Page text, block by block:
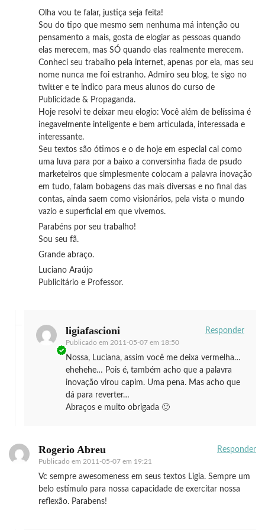
Olha vou te falar, justiça seja feita!
Sou do tipo que mesmo sem nenhuma má intenção ou
pensamento a mais, gosta de elogiar as pessoas quando
elas merecem, mas SÓ quando elas realmente merecem.
Conheci seu trabalho pela internet, apenas por ela, mas seu
nome nunca me foi estranho. Admiro seu blog, te sigo no
twitter e te indico para meus alunos do curso de
Publicidade & Propaganda.
Hoje resolvi te deixar meu elogio: Você além de belíssima é
inegavelmente inteligente e bem articulada, interessada e
interessante.
Seu textos são ótimos e o de hoje em especial cai como
uma luva para por a baixo a conversinha fiada de psudo
marketeiros que simplesmente colocam a palavra inovação
em tudo, falam bobagens das mais diversas e no final das
contas, ainda saem como visionários, pela vista o mundo
vazio e superficial em que vivemos.
Parabéns por seu trabalho!
Sou seu fã.
Grande abraço.
Luciano Araújo
Publicitário e Professor.
ligiafascioni
Publicado em 2011-05-07 em 18:50
Responder
Nossa, Luciana, assim você me deixa vermelha…
ehehehe… Pois é, também acho que a palavra
inovação virou capim. Uma pena. Mas acho que
dá para reverter…
Abraços e muito obrigada 🙂
Rogerio Abreu
Publicado em 2011-05-07 em 19:21
Responder
Vc sempre awesomeness em seus textos Ligia. Sempre um
belo estímulo para nossa capacidade de exercitar nossa
reflexão. Parabens!